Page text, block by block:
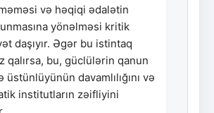
və həqiqi ədalətin
yönəlməsi kritik
daşıyır. Əgər bu istintaq
qalırsa, bu, güclülərin qanun
üstünlüyünün davamlılığını və
institutların zəifliyini